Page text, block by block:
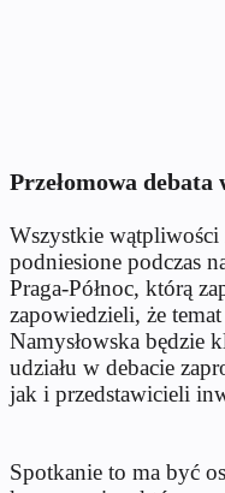
Przełomowa
Wszystkie wątpliwości
podniesione podczas
Praga-Północ, którą
zapowiedzieli, że
Namysłowska będzie
udziału w debacie
jak i przedstawicieli
Spotkanie to ma być